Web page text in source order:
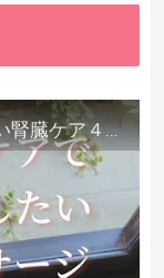
【毒出し】老廃物を身体に溜めない腎臓ケア４種をご紹介します。